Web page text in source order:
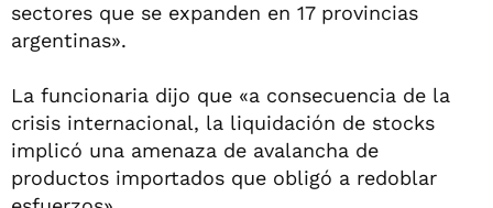
sectores que se expanden en 17 provincias
argentinas».
La funcionaria dijo que «a consecuencia de la
crisis internacional, la liquidación de stocks
implicó una amenaza de avalancha de
productos importados que obligó a redoblar